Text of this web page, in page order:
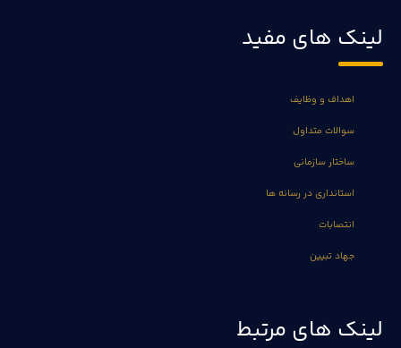
لینک های مفید
اهداف و وظایف
سوالات متداول
ساختار سازمانی
استانداری در رسانه ها
انتصابات
جهاد تبیین
لینک های مرتبط